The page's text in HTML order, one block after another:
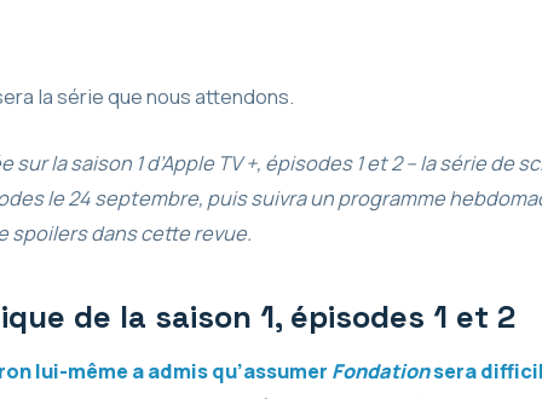
la série que nous attendons.
la saison 1 d’Apple TV +, épisodes 1 et 2 – la série de
le 24 septembre, puis suivra un programme
spoilers dans cette revue.
de la saison 1, épisodes 1 et 2
lui-même a admis qu’assumer Fondationsera